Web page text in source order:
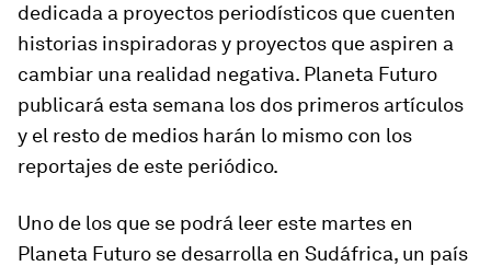
dedicada a proyectos periodísticos que cuenten
historias inspiradoras y proyectos que aspiren a
cambiar una realidad negativa. Planeta Futuro
publicará esta semana los dos primeros artículos
y el resto de medios harán lo mismo con los
reportajes de este periódico.
Uno de los que se podrá leer este martes en
Planeta Futuro se desarrolla en Sudáfrica, un país